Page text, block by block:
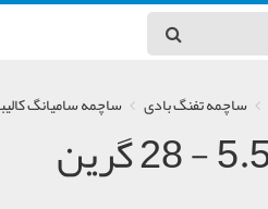
ساچمه تفنگ بادی ساچمه سامیانگ کالیبر 5.5 - 28